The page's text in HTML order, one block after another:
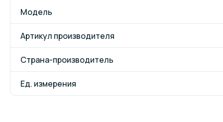
Модель
Артикул производителя
Страна-производитель
Ед. измерения